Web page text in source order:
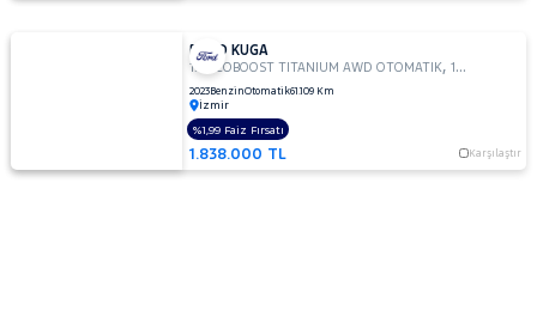
FORD KUGA
1.5 ECOBOOST TITANIUM AWD OTOMATIK,178Hp
2023BenzinOtomatik61.109 Km
İzmir
1.838.000 TL Karşılaştır
%1,99 Faiz Fırsatı